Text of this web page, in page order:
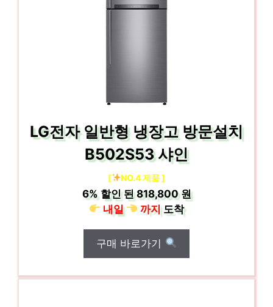
LG전자 일반형 냉장고 방문설치
B502S53 샤인
[ NO.4 제품 ]
6%할인 된818,800 원
내일
까지도착
구매 바로가기